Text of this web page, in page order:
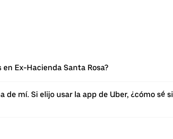
Ex-Hacienda Santa Rosa?
mí. Si elijo usar la app de Uber, ¿cómo sé si